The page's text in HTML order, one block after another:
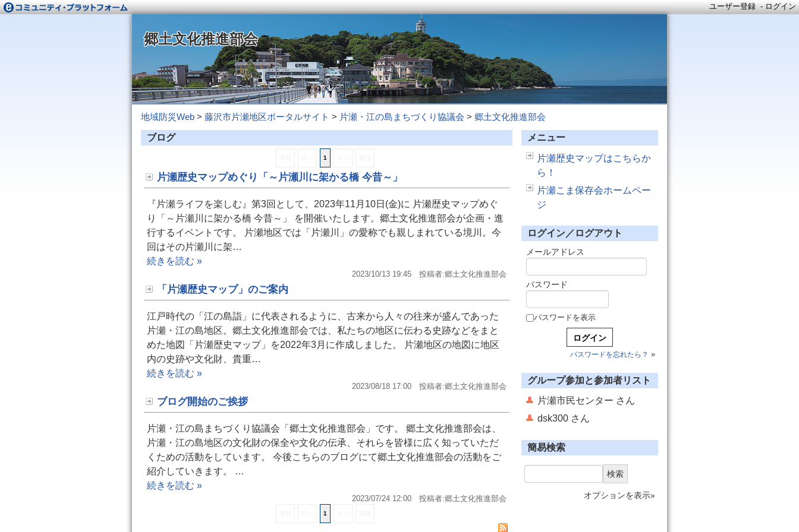
ユーザー登録 -ログイン
郷土文化推進部会
地域防災Web > 藤沢市片瀬地区ポータルサイト > 片瀬・江の島まちづくり協議会 > 郷土文化推進部会
ブログ
1
片瀬歴史マップめぐり「～片瀬川に架かる橋 今昔～」
『片瀬ライフを楽しむ』第3回として、2023年11月10日(金)に 片瀬歴史マップめぐ
り「～片瀬川に架かる橋 今昔～」 を開催いたします。郷土文化推進部会が企画・進
行するイベントです。 片瀬地区では「片瀬川」の愛称でも親しまれている境川。今
回はその片瀬川に架…
続きを読む »
2023/10/13 19:45 投稿者:郷土文化推進部会
「片瀬歴史マップ」のご案内
江戸時代の「江の島詣」に代表されるように、古来から人々の往来が盛んであった
片瀬・江の島地区。郷土文化推進部会では、私たちの地区に伝わる史跡などをまと
めた地図「片瀬歴史マップ」を2022年3月に作成しました。 片瀬地区の地図に地区
内の史跡や文化財、貴重…
続きを読む »
2023/08/18 17:00 投稿者:郷土文化推進部会
ブログ開始のご挨拶
片瀬・江の島まちづくり協議会「郷土文化推進部会」です。 郷土文化推進部会は、
片瀬・江の島地区の文化財の保全や文化の伝承、それらを皆様に広く知っていただ
くための活動をしています。 今後こちらのブログにて郷土文化推進部会の活動をご
紹介していきます。 …
続きを読む »
2023/07/24 12:00 投稿者:郷土文化推進部会
1
メニュー
片瀬歴史マップはこちらか
ら！
片瀬こま保存会ホームペー
ジ
ログイン／ログアウト
メールアドレス
パスワード
パスワードを表示
パスワードを忘れたら？ »
グループ参加と参加者リスト
片瀬市民センター さん
dsk300 さん
簡易検索
検索
オプションを表示»